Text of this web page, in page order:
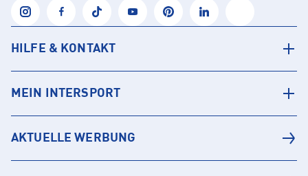
HILFE & KONTAKT
MEIN INTERSPORT
AKTUELLE WERBUNG